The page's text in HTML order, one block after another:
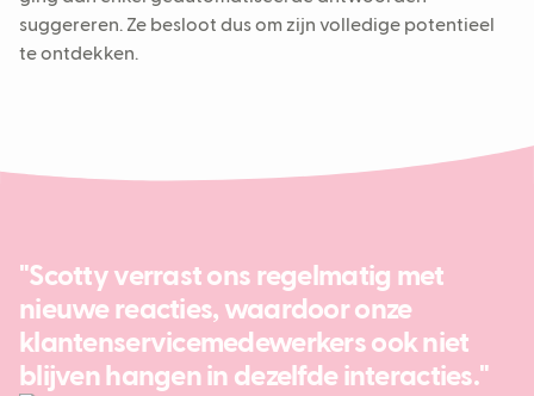
suggereren. Ze besloot dus om zijn volledige potentieel
te ontdekken.
"Scotty verrast ons regelmatig met
nieuwe reacties, waardoor onze
klantenservicemedewerkers ook niet
blijven hangen in dezelfde interacties."